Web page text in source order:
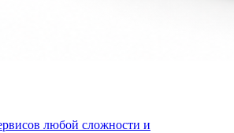
любой сложности и